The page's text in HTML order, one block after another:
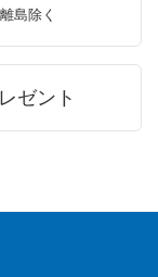
島除く
ゼント